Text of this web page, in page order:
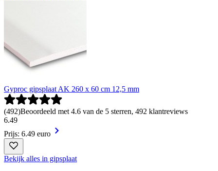
Gyproc gipsplaat AK 260 x 60 cm 12,5 mm
(492)Beoordeeld met 4.6 van de 5 sterren, 492 klantreviews
6.49
Prijs: 6.49 euro
Bekijk alles in gipsplaat